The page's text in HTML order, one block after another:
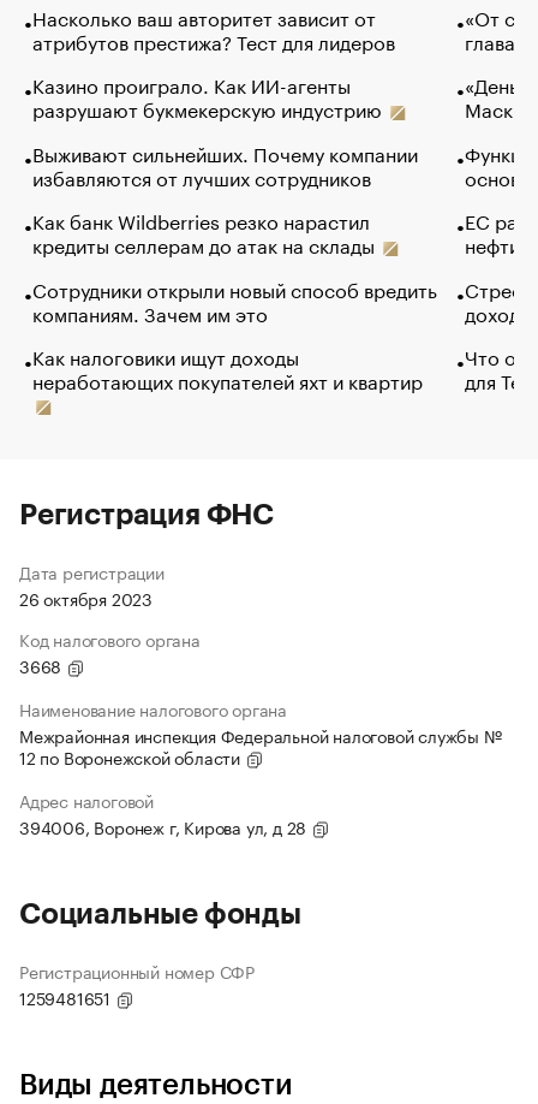
Насколько ваш авторитет зависит от
атрибутов престижа? Тест для лидеров
Казино проиграло. Как ИИ-агенты
разрушают букмекерскую индустрию
Выживают сильнейших. Почему компании
избавляются от лучших сотрудников
Как банк Wildberries резко нарастил
кредиты селлерам до атак на склады
Сотрудники открыли новый способ вредить
компаниям. Зачем им это
Как налоговики ищут доходы
неработающих покупателей яхт и квартир
«От
глава
Маск в
основ
ЕС
нефти
Что
для
Регистрация ФНС
Дата регистрации
26 октября 2023
Код налогового органа
3668
Наименование налогового органа
Межрайонная инспекция Федеральной налоговой службы №
12 по Воронежской области
Адрес налоговой
394006, Воронеж г, Кирова ул, д 28
Социальные фонды
Регистрационный номер СФР
1259481651
Виды деятельности